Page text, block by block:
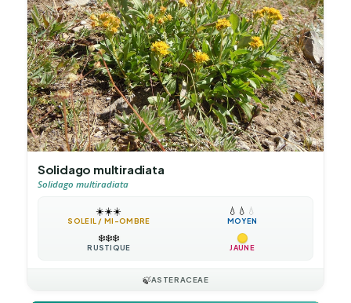
Solidago multiradiata
Solidago multiradiata
☀️☀️☀️
SOLEIL / MI-OMBRE
💧 💧 💧
MOYEN
❄️❄️❄️
RUSTIQUE JAUNE
🍃ASTERACEAE